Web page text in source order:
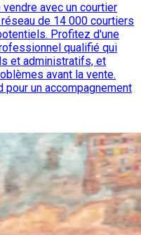
avec un courtier
de 14 000 courtiers
Profitez d'une
qualifié qui
et administratifs, et
avant la vente.
pour un accompagnement